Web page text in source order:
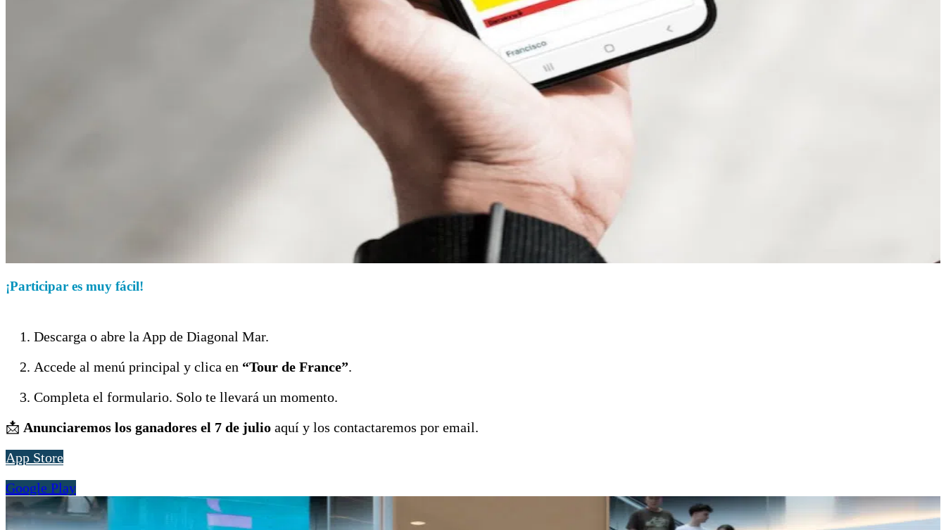
¡Participar es muy fácil!
Descarga o abre la App de Diagonal Mar.
Accede al menú principal y clica en “Tour de France”.
Completa el formulario. Solo te llevará un momento.
📩 Anunciaremos los ganadores el 7 de julio aquí y los contactaremos por email.
App Store
Google Play